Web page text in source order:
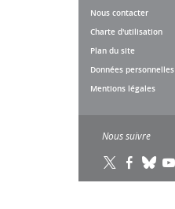
Nous contacter
Charte d'utilisation
Plan du site
Données personnelles
Mentions légales
Nous suivre